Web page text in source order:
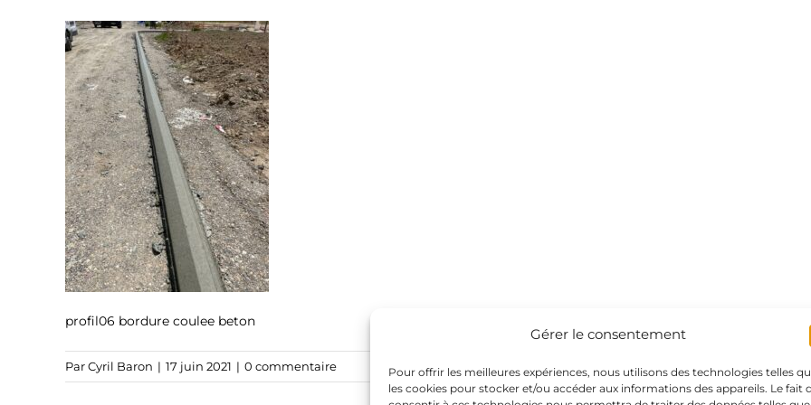
Gérer le consentement
Pour offrir les meilleures expériences, nous utilisons des technologies telles
les cookies pour stocker et/ou accéder aux informations des appareils. Le fait
profil06 bordure coulee beton
ParCyril Baron | 17 juin 2021 | 0 commentaire